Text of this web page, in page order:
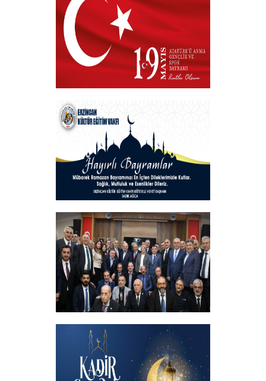
+
VAKIF BAŞKANIMIZDAN 19 MAYIS
MESAJI
+
Hayırlı Bayramlar
+
İftar programında başbakanımızın
katılımıyla hemşehrilerimizle buluştuk
+